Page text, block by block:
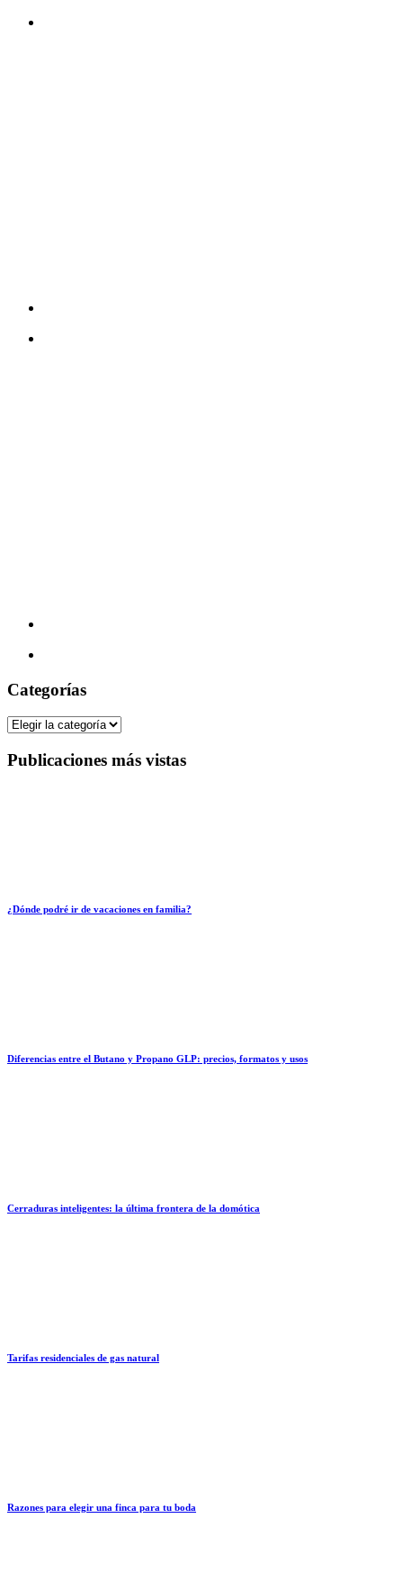
Categorías
Categorías
Publicaciones más vistas
¿Dónde podré ir de vacaciones en familia?
Diferencias entre el Butano y Propano GLP: precios, formatos y usos
Cerraduras inteligentes: la última frontera de la domótica
Tarifas residenciales de gas natural
Razones para elegir una finca para tu boda